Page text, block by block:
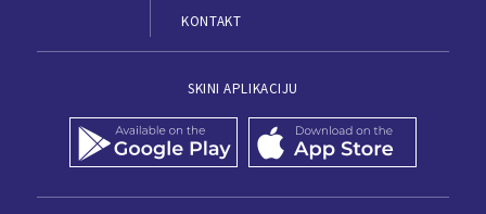
KONTAKT
SKINI APLIKACIJU